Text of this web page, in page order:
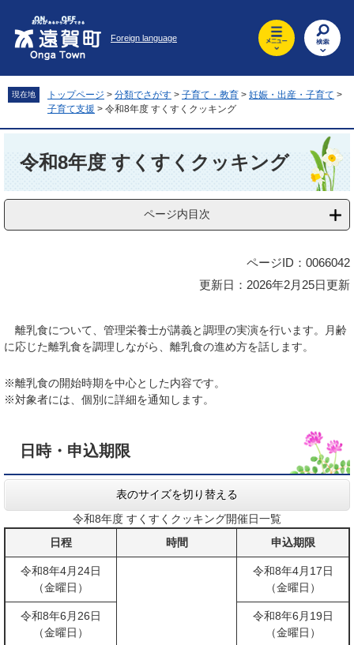
先
頭
を
飛
へ
Foreign language
現在地 トップページ > 分類でさがす > 子育て・教育 > 妊娠・出産・子育て >
子育て支援 > 令和8年度 すくすくクッキング
令和8年度 すくすくクッキング
ページ内目次
ページID：0066042
更新日：2026年2月25日更新
離乳食について、管理栄養士が講義と調理の実演を行います。月齢
に応じた離乳食を調理しながら、離乳食の進め方を話します。
※離乳食の開始時期を中心とした内容です。
※対象者には、個別に詳細を通知します。
日時・申込期限
表のサイズを切り替える
令和8年度 すくすくクッキング開催日一覧
日程
時間 申込期限
令和8年4月24日
（金曜日）
令和8年4月17日
（金曜日）
令和8年6月26日
（金曜日）
令和8年6月19日
（金曜日）